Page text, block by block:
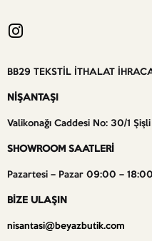
BB29 TEKSTİL İTHALAT
NİŞANTAŞI
Valikonağı Caddesi No: 30/1
SHOWROOM SAATLERİ
Pazartesi – Pazar 09:00 – 18:00
BİZE ULAŞIN
nisantasi@beyazbutik.com